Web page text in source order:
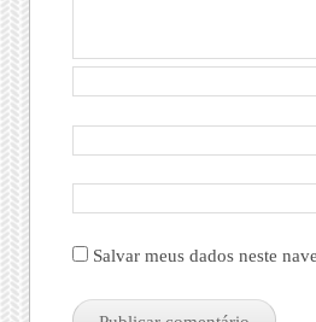
Salvar meus dados neste